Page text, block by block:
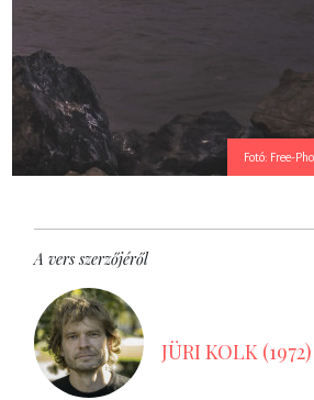
Fotó: Free-
A vers szerzőjéről
JÜRI KOLK (1972)